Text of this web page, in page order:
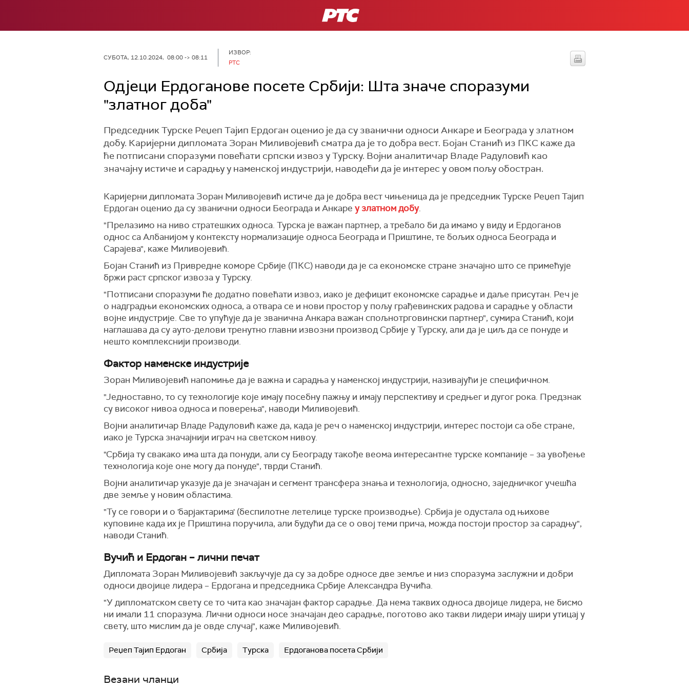
РТС
СУБОТА, 12.10.2024, 08:00 -> 08:11
ИЗВОР:
РТС
Одјеци Ердоганове посете Србији: Шта значе споразуми
"златног доба"
Председник Турске Реџеп Тајип Ердоган оценио је да су званични односи Анкаре и Београда у златном
добу. Каријерни дипломата Зоран Миливојевић сматра да је то добра вест. Бојан Станић из ПКС каже да
ће потписани споразуми повећати српски извоз у Турску. Војни аналитичар Владе Радуловић као
значајну истиче и сарадњу у наменској индустрији, наводећи да је интерес у овом пољу обостран.
Каријерни дипломата Зоран Миливојевић истиче да је добра вест чињеница да је председник Турске Реџеп Тајип
Ердоган оценио да су званични односи Београда и Анкаре у златном добу.
"Прелазимо на ниво стратешких односа. Турска је важан партнер, а требало би да имамо у виду и Ердоганов
однос са Албанијом у контексту нормализације односа Београда и Приштине, те бољих односа Београда и
Сарајева", каже Миливојевић.
Бојан Станић из Привредне коморе Србије (ПКС) наводи да је са економске стране значајно што се примећује
бржи раст српског извоза у Турску.
"Потписани споразуми ће додатно повећати извоз, иако је дефицит економске сарадње и даље присутан. Реч је
о надградњи економских односа, а отвара се и нови простор у пољу грађевинских радова и сарадње у области
војне индустрије. Све то упућује да је званична Анкара важан спољнотрговински партнер", сумира Станић, који
наглашава да су ауто-делови тренутно главни извозни производ Србије у Турску, али да је циљ да се понуде и
нешто комплекснији производи.
Фактор наменске индустрије
Зоран Миливојевић напомиње да је важна и сарадња у наменској индустрији, називајући је специфичном.
"Једноставно, то су технологије које имају посебну пажњу и имају перспективу и средњег и дугог рока. Предзнак
су високог нивоа односа и поверења", наводи Миливојевић.
Војни аналитичар Владе Радуловић каже да, када је реч о наменској индустрији, интерес постоји са обе стране,
иако је Турска значајнији играч на светском нивоу.
"Србија ту свакако има шта да понуди, али су Београду такође веома интересантне турске компаније – за увођење
технологија које оне могу да понуде", тврди Станић.
Војни аналитичар указује да је значајан и сегмент трансфера знања и технологија, односно, заједничког учешћа
две земље у новим областима.
"Ту се говори и о 'барјактарима' (беспилотне летелице турске производње). Србија је одустала од њихове
куповине када их је Приштина поручила, али будући да се о овој теми прича, можда постоји простор за сарадњу",
наводи Станић.
Вучић и Ердоган – лични печат
Дипломата Зоран Миливојевић закључује да су за добре односе две земље и низ споразума заслужни и добри
односи двојице лидера – Ердогана и председника Србије Александра Вучића.
"У дипломатском свету се то чита као значајан фактор сарадње. Да нема таквих односа двојице лидера, не бисмо
ни имали 11 споразума. Лични односи носе значајан део сарадње, поготово ако такви лидери имају шири утицај у
свету, што мислим да је овде случај", каже Миливојевић.
Реџеп Тајип Ердоган Србија Турска Ердоганова посета Србији
Везани чланци